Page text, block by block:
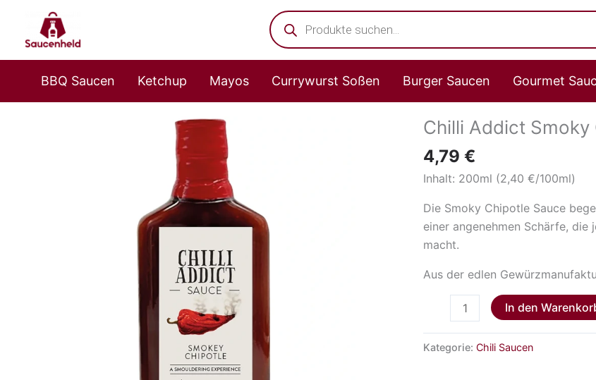
springen
Products
search
BBQ Saucen Ketchup Mayos Currywurst Soßen Burger Saucen Gourmet
Chilli Addict
4,79 €
Inhalt: 200ml (2,40 €/100ml)
Die Smoky Chipotle Sauce
einer angenehmen Schärfe, die
macht.
Aus der edlen
Chilli
Smoky
Chipotle
Menge
In den
Kategorie: Chili Saucen